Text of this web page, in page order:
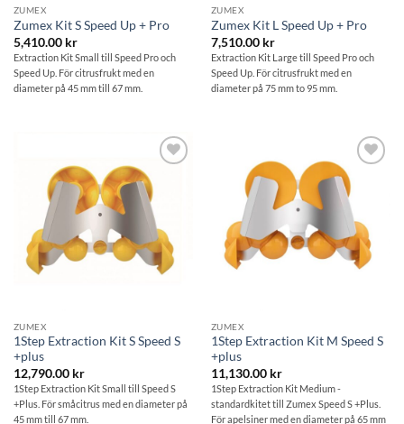
ZUMEX
Zumex Kit S Speed Up + Pro
5,410.00 kr
Extraction Kit Small till Speed Pro och
Speed Up. För citrusfrukt med en
diameter på 45 mm till 67 mm.
ZUMEX
Zumex Kit L Speed Up + Pro
7,510.00 kr
Extraction Kit Large till Speed Pro och
Speed Up. För citrusfrukt med en
diameter på 75 mm to 95 mm.
Lägg till i
önskelistan
ZUMEX
1Step Extraction Kit S Speed S
+plus
12,790.00 kr
1Step Extraction Kit Small till Speed S
+Plus. För småcitrus med en diameter på
45 mm till 67 mm.
Lägg till i
önskelistan
ZUMEX
1Step Extraction Kit M Speed S
+plus
11,130.00 kr
1Step Extraction Kit Medium -
standardkitet till Zumex Speed S +Plus.
För apelsiner med en diameter på 65 mm